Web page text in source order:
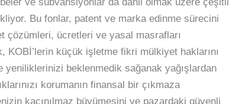
Bu fonlar, patent ve marka edinme sürecini
çözümleri, ücretleri ve yasal masrafları
küçük işletme fikri mülkiyet haklarını
beklenmedik sağanak yağışlardan
korumanın finansal bir çıkmaza
kaçınılmaz büyümesini ve pazardaki güvenli